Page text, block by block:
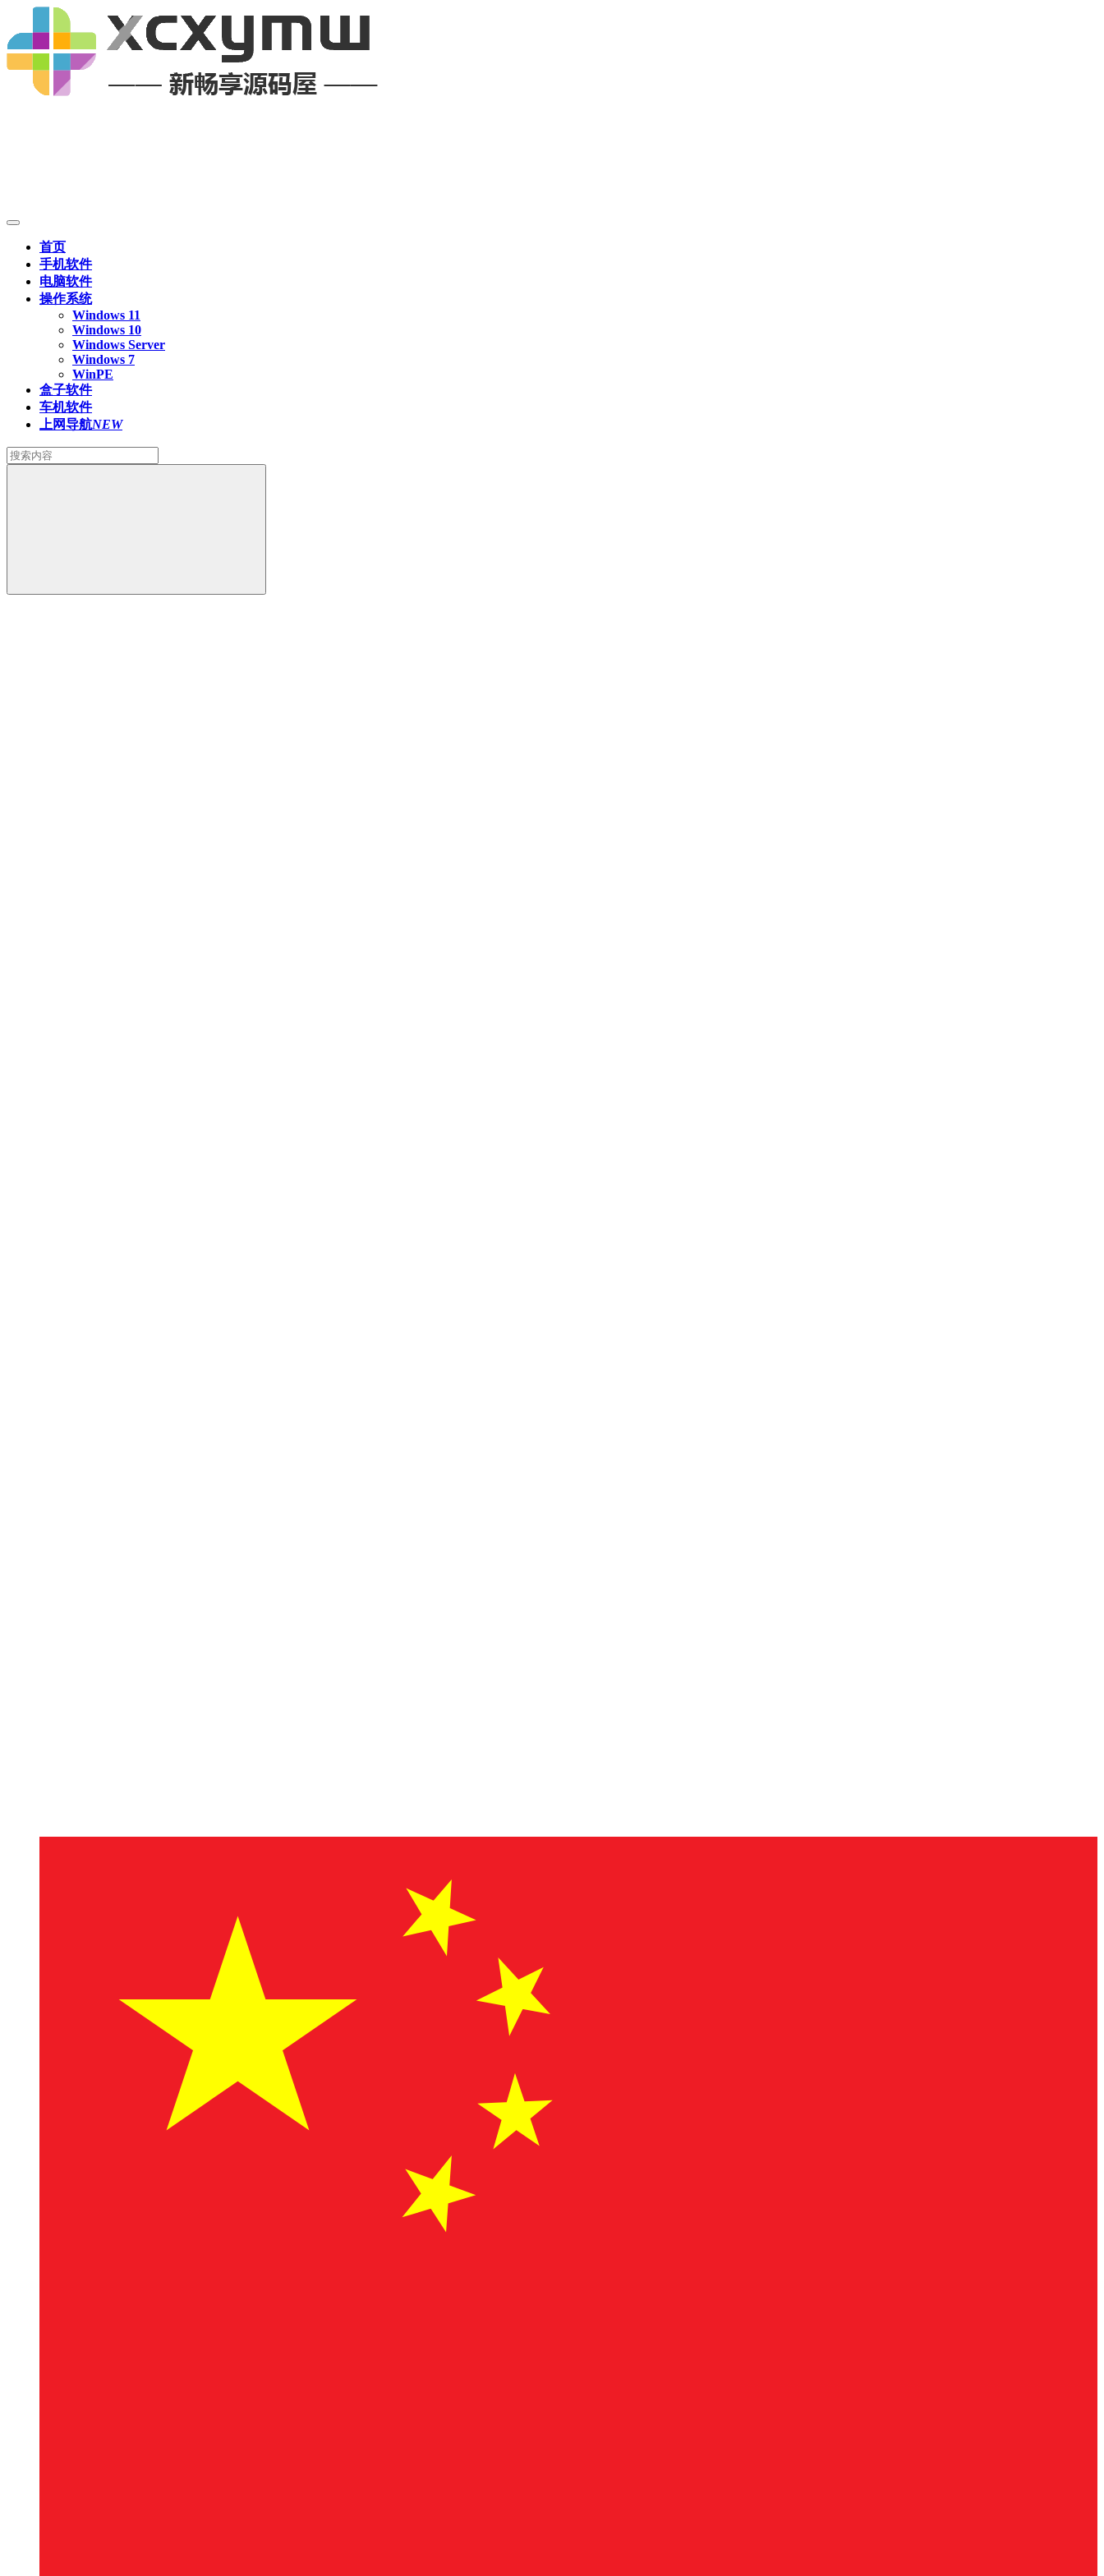
首页
手机软件
电脑软件
操作系统
Windows 11
Windows 10
Windows Server
Windows 7
WinPE
盒子软件
车机软件
上网导航NEW